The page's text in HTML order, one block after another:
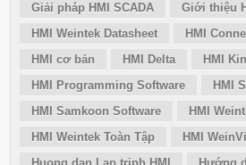
Giải pháp HMI SCADA
Giới thiệu
HMI Weintek Datasheet
HMI
HMI cơ bản
HMI Delta
HMI
HMI Programming Software
HMI
HMI Samkoon Software
HMI
HMI Weintek Toàn Tập
HMI